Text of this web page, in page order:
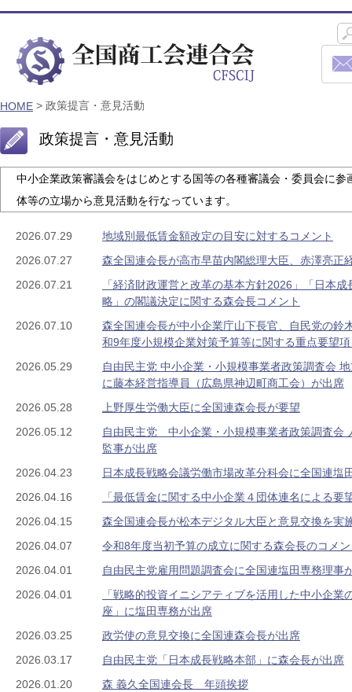
HOME > 政策提言・意見活動
政策提言・意見活動
中小企業政策審議会をはじめとする国等の各種審議会・委員会に
体等の立場から意見活動を行なっています。
2026.07.29
地域別最低賃金額改定の目安に対するコメント
2026.07.27
森全国連会長が高市早苗内閣総理大臣、赤澤亮正
2026.07.21
「経済財政運営と改革の基本方針2026」「日本
略」の閣議決定に関する森会長コメント
2026.07.10
森全国連会長が中小企業庁山下長官、自民党の鈴
和9年度小規模企業対策予算等に関する重点要望
2026.05.29
自由民主党 中小企業・小規模事業者政策調査会
に藤本経営指導員（広島県神辺町商工会）が出席
2026.05.28
上野厚生労働大臣に全国連森会長が要望
2026.05.12
自由民主党 中小企業・小規模事業者政策調査会
監事が出席
2026.04.23
日本成長戦略会議労働市場改革分科会に全国連塩
2026.04.16
「最低賃金に関する中小企業４団体連名による要
2026.04.15
森全国連会長が松本デジタル大臣と意見交換を実
2026.04.07
令和8年度当初予算の成立に関する森会長のコメ
2026.04.01
自由民主党雇用問題調査会に全国連塩田専務理事
2026.04.01
「戦略的投資イニシアティブを活用した中小企業
座」に塩田専務が出席
2026.03.25
政労使の意見交換に全国連森会長が出席
2026.03.17
自由民主党「日本成長戦略本部」に森会長が出席
2026.01.20
森 義久全国連会長 年頭挨拶